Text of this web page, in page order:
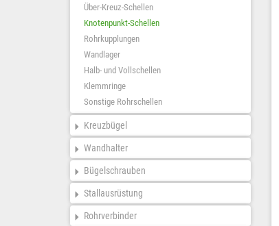
Über-Kreuz-Schellen
Knotenpunkt-Schellen
Rohrkupplungen
Wandlager
Halb- und Vollschellen
Klemmringe
Sonstige Rohrschellen
Kreuzbügel
Wandhalter
Bügelschrauben
Stallausrüstung
Rohrverbinder